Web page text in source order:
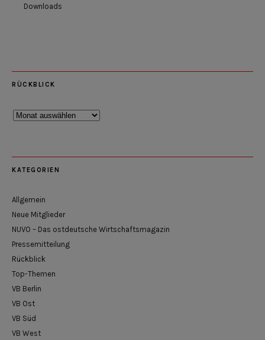
Downloads
RÜCKBLICK
Rückblick
KATEGORIEN
Allgemein
Neue Mitglieder
NUVO – Das ostdeutsche Wirtschaftsmagazin
Pressemitteilung
Rückblick
Top-Themen
VB Berlin
VB Ost
VB Süd
VB West